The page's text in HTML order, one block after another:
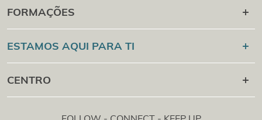
Carreira posterior
Campus em linha
Verificação de certificados
FORMAÇÕES
Desporto Academy
Massagem
Academy
Flexyfit®Beleza Academy
ESTAMOS AQUI PARA TI
+43 1 997 27 38
[email protected]
CENTRO